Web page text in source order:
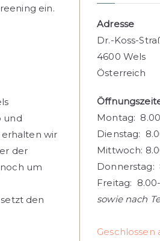
ein.
und
wir
der
um
den
Adresse
Dr.-Koss-
4600 Wels
Österreich
Montag:
Dienstag:
Mittwoch:
Donnerstag:
Freitag:
sowie nach
Geschlossen